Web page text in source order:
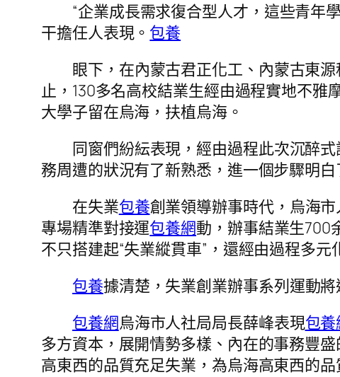
“企業成長需求復合型人才，這些青年
干擔任人表現。 包養
眼下，在內蒙古君正化工、內蒙古東
止，130多名高校結業生經由過程實地不雅
大學子留在烏海，扶植烏海。
同窗們紛紜表現，經由過程此次沉醉
務周遭的狀況有了新熟悉，進一個步驟明白
在失業包養創業領導辦事時代，烏海
專場精準對接運包養網動，辦事結業生700
不只搭建起“失業縱貫車”，還經由過程多
包養據清楚，失業創業辦事系列運動
包養網烏海市人社局局長薛峰表現包養
多方資本，展開情勢多樣、內在的事務豐
高東西的品質充足失業，為烏海高東西的